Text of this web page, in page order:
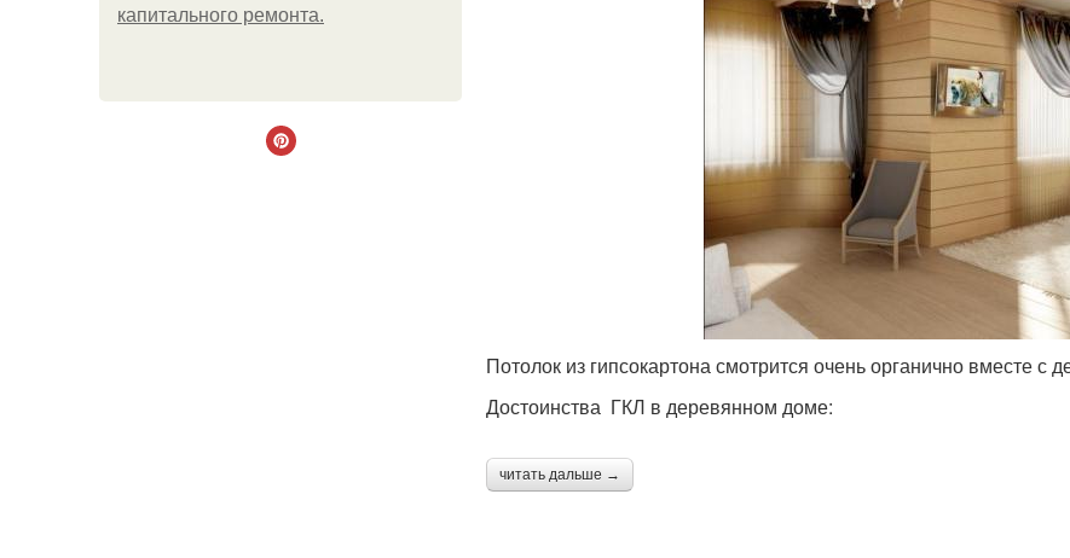
капитального ремонта.
Потолок из гипсокартона смотрится очень органично вместе с
Достоинства ГКЛ в деревянном доме:
читать дальше →